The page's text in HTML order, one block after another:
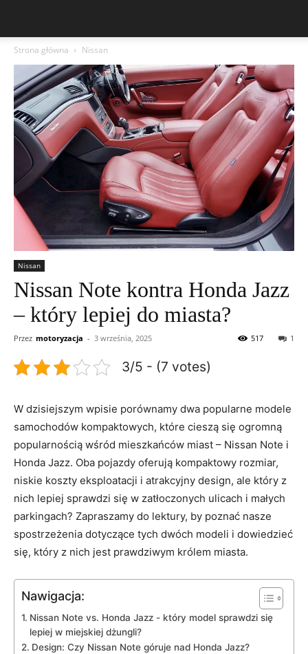
Strona główna Nissan
Nissan
Nissan Note kontra Honda Jazz
– który lepiej do miasta?
Przez motoryzacja - 3 września, 2025 1
517
3/5 - (7 votes)
W dzisiejszym⁣ wpisie porównamy dwa popularne ⁤modele⁢
samochodów‌ kompaktowych, które cieszą się ⁣ogromną
popularnością wśród mieszkańców ​miast – Nissan ‌Note ⁣i
Honda ​Jazz. Oba pojazdy oferują​ kompaktowy rozmiar,
niskie⁣ koszty⁢ eksploatacji i atrakcyjny⁣ design,‍ ale który ​z
nich lepiej sprawdzi się w zatłoczonych​ ulicach i małych
parkingach?⁣ Zapraszamy do lektury, by poznać nasze
spostrzeżenia dotyczące tych dwóch modeli ‌i dowiedzieć
się, który z nich jest prawdziwym królem‍ miasta.
Nawigacja:
Nissan Note ⁢vs. Honda Jazz -⁣ który model‍ sprawdzi się
lepiej w miejskiej⁣ dżungli?
Design: Czy Nissan⁤ Note góruje nad Honda ⁣Jazz?